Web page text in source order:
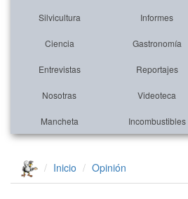
Silvicultura Informes
Ciencia Gastronomía
Entrevistas Reportajes
Nosotras Videoteca
Mancheta Incombustibles
Inicio Opinión